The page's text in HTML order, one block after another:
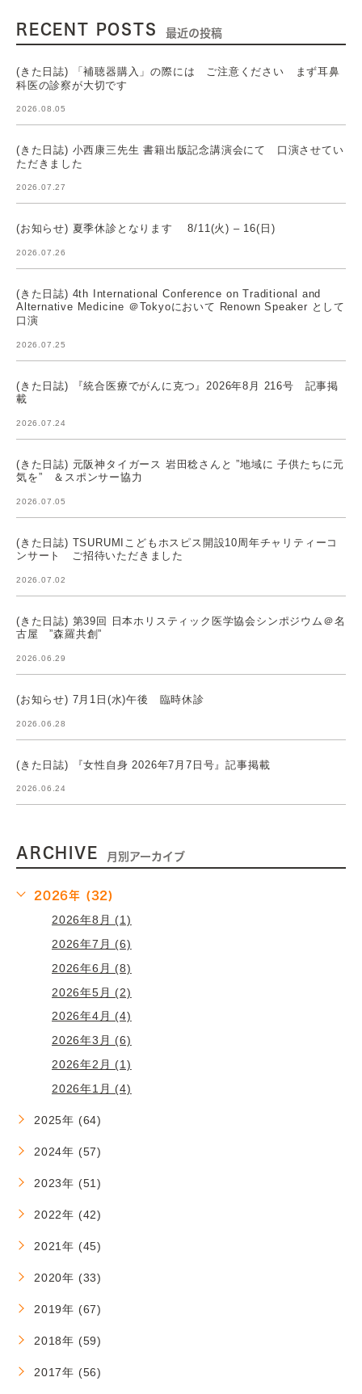
RECENT POSTS 最近の投稿
(きた日誌) 「補聴器購入」の際には ご注意ください まず耳鼻
科医の診察が大切です
2026.08.05
(きた日誌) 小西康三先生 書籍出版記念講演会にて 口演させてい
ただきました
2026.07.27
(お知らせ) 夏季休診となります 8/11(火) – 16(日)
2026.07.26
(きた日誌) 4th International Conference on Traditional and
Alternative Medicine ＠Tokyoにおいて Renown Speaker として
口演
2026.07.25
(きた日誌) 『統合医療でがんに克つ』2026年8月 216号 記事掲
載
2026.07.24
(きた日誌) 元阪神タイガース 岩田稔さんと ”地域に 子供たちに元
気を” ＆スポンサー協力
2026.07.05
(きた日誌) TSURUMIこどもホスピス開設10周年チャリティーコ
ンサート ご招待いただきました
2026.07.02
(きた日誌) 第39回 日本ホリスティック医学協会シンポジウム＠名
古屋 ”森羅共創”
2026.06.29
(お知らせ) 7月1日(水)午後 臨時休診
2026.06.28
(きた日誌) 『女性自身 2026年7月7日号』記事掲載
2026.06.24
ARCHIVE 月別アーカイブ
2026年 (32)
2026年8月 (1)
2026年7月 (6)
2026年6月 (8)
2026年5月 (2)
2026年4月 (4)
2026年3月 (6)
2026年2月 (1)
2026年1月 (4)
2025年 (64)
2024年 (57)
2023年 (51)
2022年 (42)
2021年 (45)
2020年 (33)
2019年 (67)
2018年 (59)
2017年 (56)